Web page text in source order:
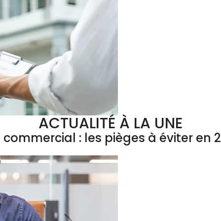
ACTUALITÉ À LA UNE
commercial : les pièges à éviter en